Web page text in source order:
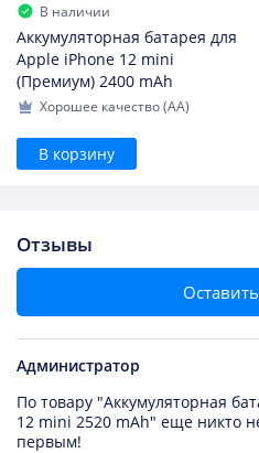
В наличии
Аккумуляторная батарея для
Apple iPhone 12 mini
(Премиум) 2400 mAh
Хорошее качество (AA)
В корзину
Отзывы
Администратор
По товару "Аккумуляторная
12 mini 2520 mAh" еще никто
первым!